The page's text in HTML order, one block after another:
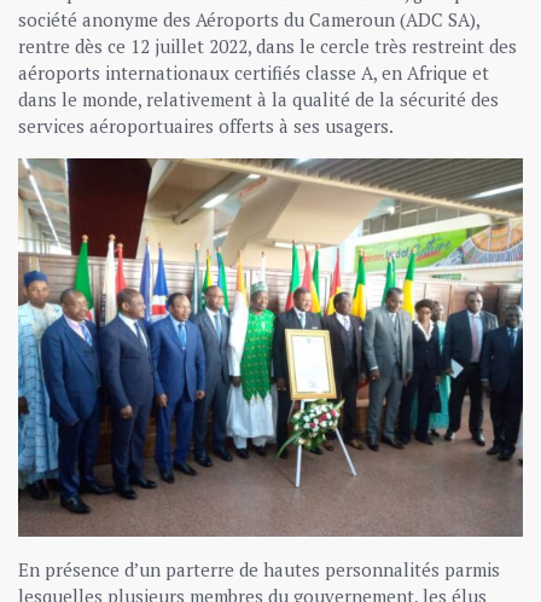
société anonyme des Aéroports du Cameroun (ADC SA),
rentre dès ce 12 juillet 2022, dans le cercle très restreint des
aéroports internationaux certifiés classe A, en Afrique et
dans le monde, relativement à la qualité de la sécurité des
services aéroportuaires offerts à ses usagers.
En présence d’un parterre de hautes personnalités parmis
lesquelles plusieurs membres du gouvernement, les élus